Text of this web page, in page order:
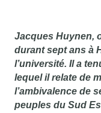
Jacques Huynen,
durant sept ans à
l’université. Il a
lequel il relate de
l’ambivalence de
peuples du Sud